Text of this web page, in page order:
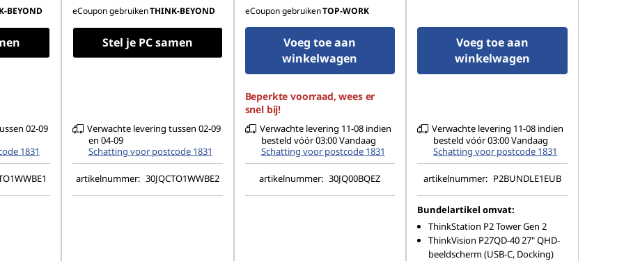
BEYOND
02-09
1831
Geen optisch station
eCoupon gebruikenTHINK-BEYOND
Stel je PC samen
Verwachte levering tussen 02-09
en 04-09
Schatting voor postcode 1831
artikelnummer: 30JQCTO1WWBE2
500W
eCoupon gebruikenTOP-WORK
Voeg toe aan
winkelwagen
Beperkte voorraad, wees er
snel bij!
Verwachte levering 11-08 indien
besteld vóór 03:00 Vandaag
Schatting voor postcode 1831
artikelnummer: 30JQ00BQEZ
Voeg toe aan
winkelwagen
Verwachte levering 11-08 indien
besteld vóór 03:00 Vandaag
Schatting voor postcode 1831
artikelnummer: P2BUNDLE1EUB
Bundelartikel omvat:
ThinkStation P2 Tower Gen 2
ThinkVision P27QD-40 27" QHD-
beeldscherm (USB-C, Docking)